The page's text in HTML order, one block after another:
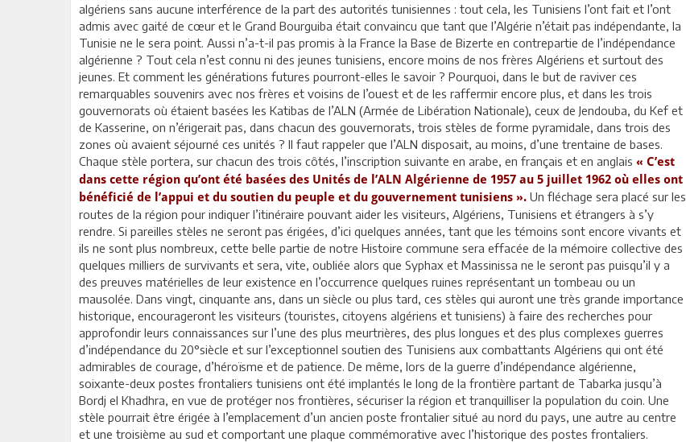
algériens sans aucune interférence de la part des autorités tunisiennes : tout cela, les Tunisiens l’ont fait et l’ont
admis avec gaité de cœur et le Grand Bourguiba était convaincu que tant que l’Algérie n’était pas indépendante, la
Tunisie ne le sera point. Aussi n’a-t-il pas promis à la France la Base de Bizerte en contrepartie de l’indépendance
algérienne ? Tout cela n’est connu ni des jeunes tunisiens, encore moins de nos frères Algériens et surtout des
jeunes. Et comment les générations futures pourront-elles le savoir ? Pourquoi, dans le but de raviver ces
remarquables souvenirs avec nos frères et voisins de l’ouest et de les raffermir encore plus, et dans les trois
gouvernorats où étaient basées les Katibas de l’ALN (Armée de Libération Nationale), ceux de Jendouba, du Kef et
de Kasserine, on n’érigerait pas, dans chacun des gouvernorats, trois stèles de forme pyramidale, dans trois des
zones où avaient séjourné ces unités ? Il faut rappeler que l’ALN disposait, au moins, d’une trentaine de bases.
Chaque stèle portera, sur chacun des trois côtés, l’inscription suivante en arabe, en français et en anglais « C’est
dans cette région qu’ont été basées des Unités de l’ALN Algérienne de 1957 au 5 juillet 1962 où elles ont
bénéficié de l’appui et du soutien du peuple et du gouvernement tunisiens ». Un fléchage sera placé sur les
routes de la région pour indiquer l’itinéraire pouvant aider les visiteurs, Algériens, Tunisiens et étrangers à s’y
rendre. Si pareilles stèles ne seront pas érigées, d’ici quelques années, tant que les témoins sont encore vivants et
ils ne sont plus nombreux, cette belle partie de notre Histoire commune sera effacée de la mémoire collective des
quelques milliers de survivants et sera, vite, oubliée alors que Syphax et Massinissa ne le seront pas puisqu’il y a
des preuves matérielles de leur existence en l’occurrence quelques ruines représentant un tombeau ou un
mausolée. Dans vingt, cinquante ans, dans un siècle ou plus tard, ces stèles qui auront une très grande importance
historique, encourageront les visiteurs (touristes, citoyens algériens et tunisiens) à faire des recherches pour
approfondir leurs connaissances sur l’une des plus meurtrières, des plus longues et des plus complexes guerres
d’indépendance du 20°siècle et sur l’exceptionnel soutien des Tunisiens aux combattants Algériens qui ont été
admirables de courage, d’héroïsme et de patience. De même, lors de la guerre d’indépendance algérienne,
soixante-deux postes frontaliers tunisiens ont été implantés le long de la frontière partant de Tabarka jusqu’à
Bordj el Khadhra, en vue de protéger nos frontières, sécuriser la région et tranquilliser la population du coin. Une
stèle pourrait être érigée à l’emplacement d’un ancien poste frontalier situé au nord du pays, une autre au centre
et une troisième au sud et comportant une plaque commémorative avec l’historique des postes frontaliers.